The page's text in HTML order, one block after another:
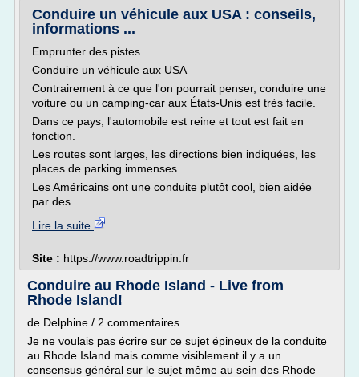
Conduire un véhicule aux USA : conseils,
informations ...
Emprunter des pistes
Conduire un véhicule aux USA
Contrairement à ce que l'on pourrait penser, conduire une
voiture ou un camping-car aux États-Unis est très facile.
Dans ce pays, l'automobile est reine et tout est fait en
fonction.
Les routes sont larges, les directions bien indiquées, les
places de parking immenses...
Les Américains ont une conduite plutôt cool, bien aidée
par des...
Lire la suite
Site : https://www.roadtrippin.fr
Conduire au Rhode Island - Live from
Rhode Island!
de Delphine / 2 commentaires
Je ne voulais pas écrire sur ce sujet épineux de la conduite
au Rhode Island mais comme visiblement il y a un
consensus général sur le sujet même au sein des Rhode